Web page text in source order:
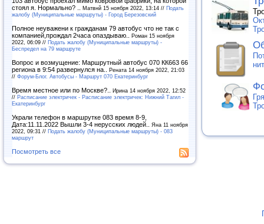
стоял я. Нормально? .. Матвнй 15 ноября 2022, 13:14 // Подать
жалобу (Муниципальные маршруты) - Город Березовский
Полное неуважени к гражданам 79 автобус что не так с
компанией,прождал 2часа опаздываю.. Роман 15 ноября
2022, 06:09 // Подать жалобу (Муниципальные маршруты) -
Беспредел на 79 маршруте
Вопрос и возмущение: Маршрутный автобус 070 КК663 66
региона в 9:54 развернулся на.. Рената 14 ноября 2022, 21:03
// Форум-Блог. Автобусы - Маршрут 070 Екатеринбург
Время местное или по Москве?.. Ирина 14 ноября 2022, 12:52
// Расписание электричек - Расписание электричек: Нижний Тагил -
Екатеринбург
Украли телефон в маршрутке 083 время 8-9,
Дата:11.11.2022 Вышли 3-4 нерусских людей.. Яна 11 ноября
2022, 09:31 // Подать жалобу (Муниципальные маршруты) - 083
маршрут
Посмотреть все